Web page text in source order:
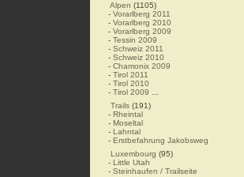
Alpen (1105)
- Vorarlberg 2011
- Vorarlberg 2010
- Vorarlberg 2009
- Tessin 2009
- Schweiz 2011
- Schweiz 2010
- Chamonix 2009
- Tirol 2011
- Tirol 2010
- Tirol 2009 ...
Trails (191)
- Rheintal
- Moseltal
- Lahntal
- Erstbefahrung Jakobsweg
Luxembourg (95)
- Little Utah
- Steinhaufen / Trailseite